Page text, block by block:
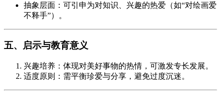
抽象层面：可引申为对知识、兴趣的热爱（如“对绘画爱
不释手”）。
五、启示与教育意义
兴趣培养：体现对美好事物的热情，可激发专长发展。
适度原则：需平衡珍爱与分享，避免过度沉迷。